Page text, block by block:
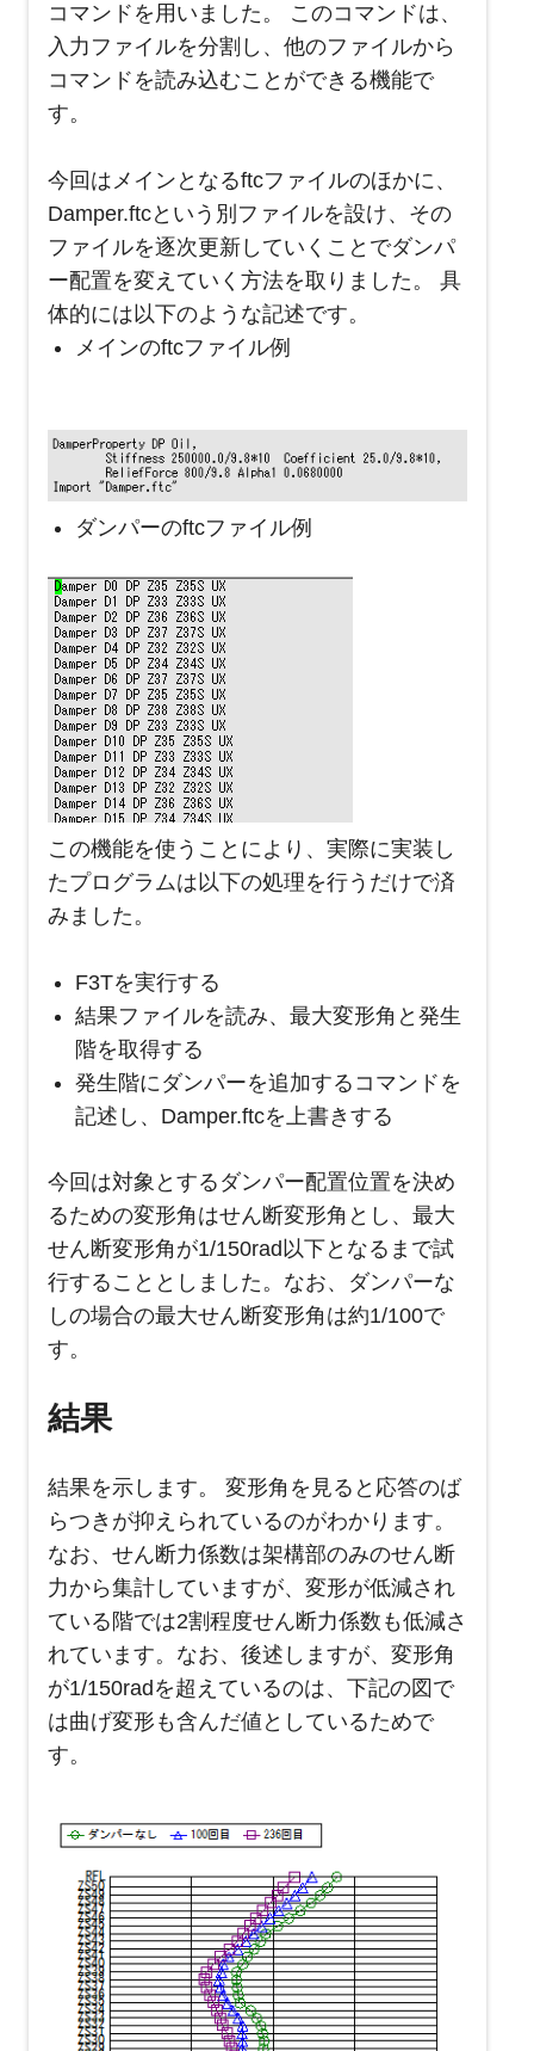
コマンドを用いました。 このコマンドは、
入力ファイルを分割し、他のファイルから
コマンドを読み込むことができる機能で
す。
今回はメインとなるftcファイルのほかに、
Damper.ftcという別ファイルを設け、その
ファイルを逐次更新していくことでダンパ
ー配置を変えていく方法を取りました。 具
体的には以下のような記述です。
メインのftcファイル例
ダンパーのftcファイル例
この機能を使うことにより、実際に実装し
たプログラムは以下の処理を行うだけで済
みました。
F3Tを実行する
結果ファイルを読み、最大変形角と発生
階を取得する
発生階にダンパーを追加するコマンドを
記述し、Damper.ftcを上書きする
今回は対象とするダンパー配置位置を決め
るための変形角はせん断変形角とし、最大
せん断変形角が1/150rad以下となるまで試
行することとしました。なお、ダンパーな
しの場合の最大せん断変形角は約1/100で
す。
結果
結果を示します。 変形角を見ると応答のば
らつきが抑えられているのがわかります。
なお、せん断力係数は架構部のみのせん断
力から集計していますが、変形が低減され
ている階では2割程度せん断力係数も低減さ
れています。なお、後述しますが、変形角
が1/150radを超えているのは、下記の図で
は曲げ変形も含んだ値としているためで
す。